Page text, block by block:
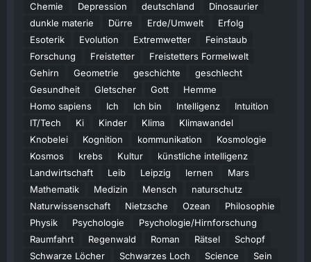
Chemie
Depression deutschland
Dinosaurier
dunkle materie
Dürre Erde/Umwelt
Erfolg
Esoterik
Evolution Extremwetter
Feinstaub
Forschung
Freistetter
Freistetters Formelwelt
Gehirn
Geometrie geschichte
geschlecht
Gesundheit
Gletscher Gott
Hemme
Homo sapiens
Ich Ich bin Intelligenz
Intuition
IT/Tech
Ki Kinder Klima
Klimawandel
Knobelei
Kognition kommunikation
Kosmologie
Kosmos
krebs Kultur
künstliche intelligenz
Landwirtschaft
Leib Leipzig lernen
Mars
Mathematik
Medizin Mensch
naturschutz
Naturwissenschaft
Nietzsche Ozean
Philosophie
Physik
Psychologie
Psychologie/Hirnforschung
Raumfahrt
Regenwald Roman Rätsel
Schopf
Schwarze Löcher
Schwarzes Loch Science
Sein